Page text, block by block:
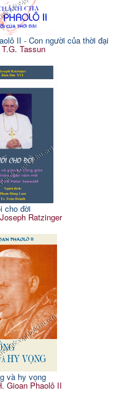
II - Con người của thời đại
T.G. Tassun
cho đời
Ratzinger
và hy vọng
Gioan Phaolô II